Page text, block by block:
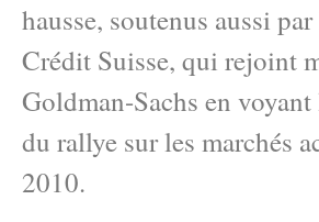
hausse, soutenus aussi
Crédit Suisse, qui rejoint
Goldman-Sachs en
du rallye sur les marchés
2010.